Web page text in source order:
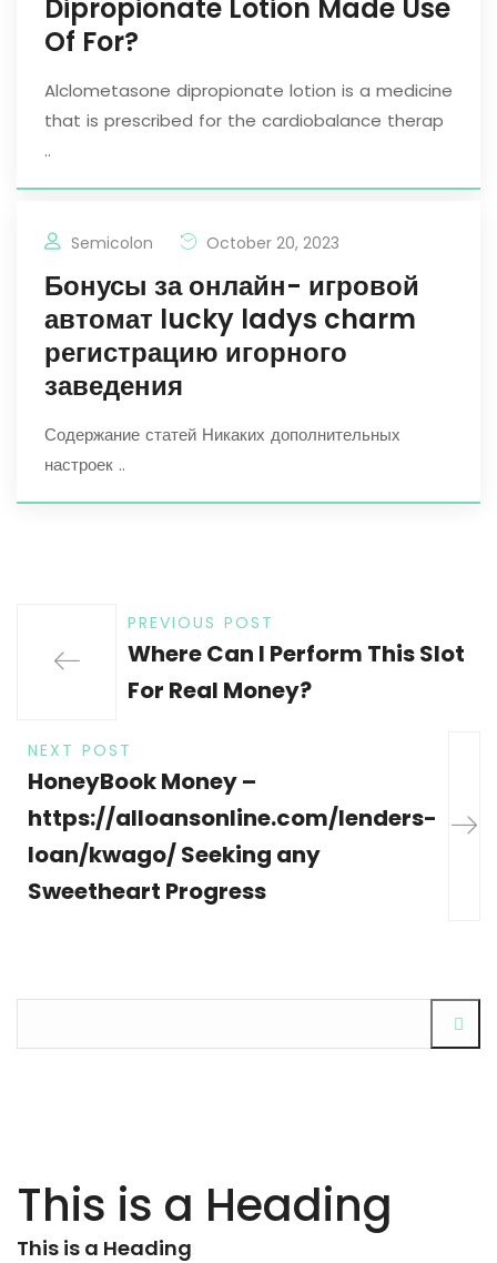
Dipropionate Lotion Made Use
Of For?
Alclometasone dipropionate lotion is a medicine
that is prescribed for the cardiobalance therap
..
Semicolon October 20, 2023
Бонусы за онлайн- игровой
автомат lucky ladys charm
регистрацию игорного
заведения
Содержание статей Никаких дополнительных
настроек ..
PREVIOUS POST
Where Can I Perform This Slot
For Real Money?
NEXT POST
HoneyBook Money –
https://alloansonline.com/lenders-
loan/kwago/ Seeking any
Sweetheart Progress
This is a Heading
This is a Heading